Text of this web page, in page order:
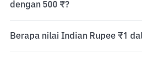
dengan 500 ₹?
Berapa nilai Indian Rupee ₹1